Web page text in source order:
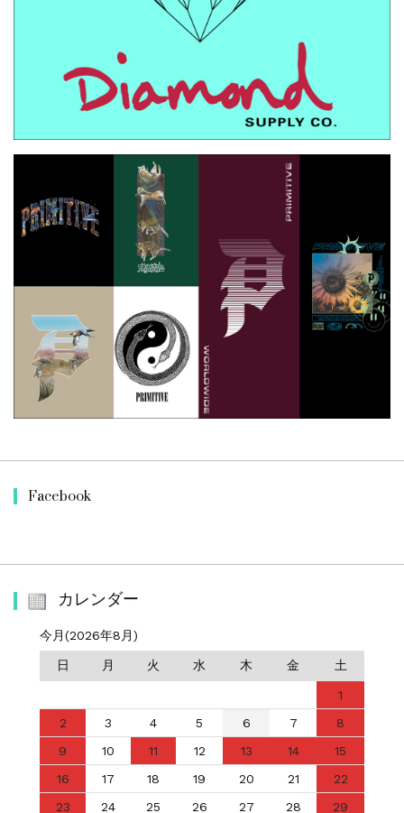
Facebook
カレンダー
今月(2026年8月)
日 月 火 水 木 金 土
1
2
3 4 5 6 7
8
9
10 11 12 13 14
15
16
17 18 19 20 21
22
23
24 25 26 27 28
29